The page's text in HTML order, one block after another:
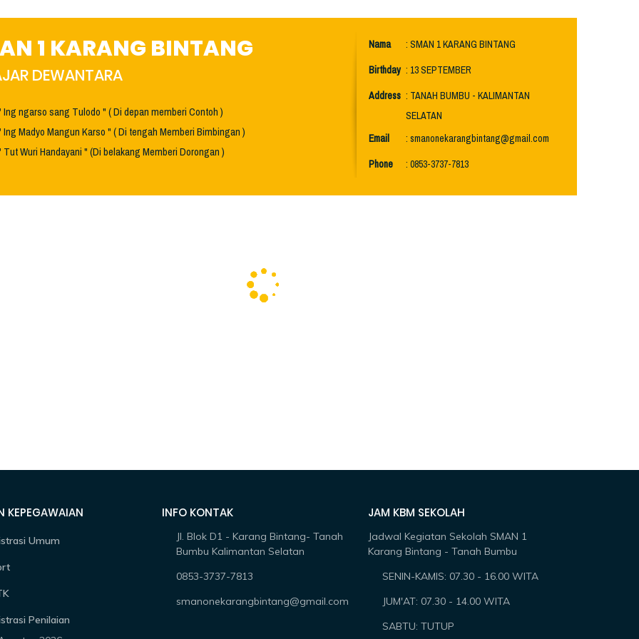
1 KARANG BINTANG
DEWANTARA
Ing ngarso sang Tulodo " ( Di depan memberi Contoh )
Ing Madyo Mangun Karso " ( Di tengah Memberi Bimbingan )
Tut Wuri Handayani " (Di belakang Memberi Dorongan )
Nama
: SMAN 1 KARANG BINTANG
Birthday : 13 SEPTEMBER
Address : TANAH BUMBU - KALIMANTAN
SELATAN
Email
: smanonekarangbintang@gmail.com
Phone
: 0853-3737-7813
KEPEGAWAIAN
Umum
Penilaian
INFO KONTAK
Jl. Blok D1 - Karang Bintang- Tanah
Bumbu Kalimantan Selatan
0853-3737-7813
smanonekarangbintang@gmail.com
JAM KBM SEKOLAH
Jadwal Kegiatan Sekolah SMAN 1
Karang Bintang - Tanah Bumbu
SENIN-KAMIS: 07.30 - 16.00 WITA
JUM'AT: 07.30 - 14.00 WITA
SABTU: TUTUP